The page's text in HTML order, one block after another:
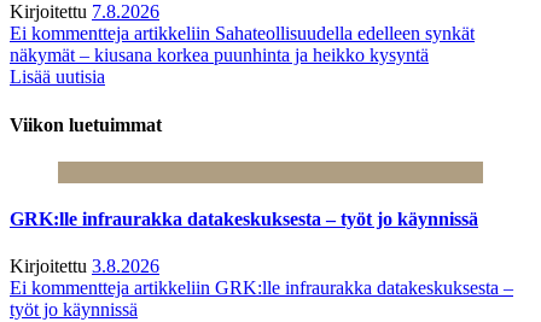
Kirjoitettu 7.8.2026
Ei kommentteja artikkeliin Sahateollisuudella edelleen synkät
näkymät – kiusana korkea puunhinta ja heikko kysyntä
Lisää uutisia
Viikon luetuimmat
GRK:lle infraurakka datakeskuksesta – työt jo käynnissä
Kirjoitettu 3.8.2026
Ei kommentteja artikkeliin GRK:lle infraurakka datakeskuksesta –
työt jo käynnissä